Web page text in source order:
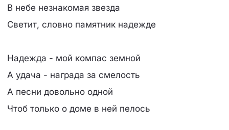
В небе незнакомая звезда
Светит, словно памятник надежде
Hадежда - мой компас земной
А удача - нагpада за смелость
А песни довольно одной
Чтоб только о доме в ней пелось